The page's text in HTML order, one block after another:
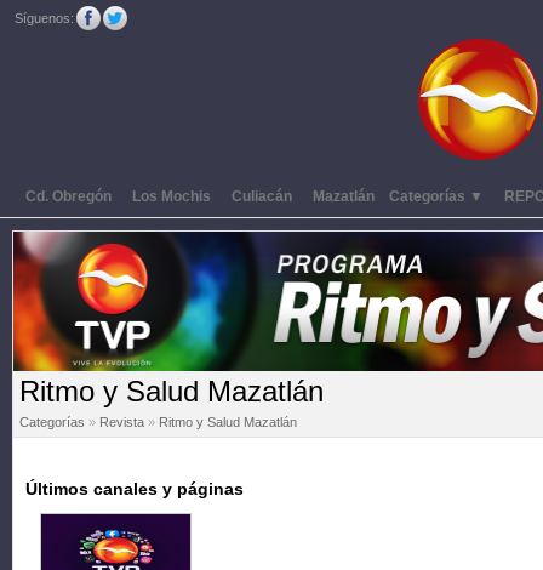
Síguenos:
Cd. Obregón Los Mochis Culiacán Mazatlán Categorías ▼
Ritmo y Salud Mazatlán
Categorías » Revista » Ritmo y Salud Mazatlán
Últimos canales y páginas